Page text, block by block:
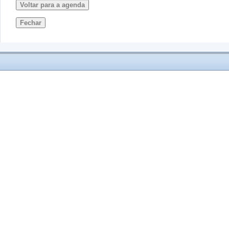
Voltar para a agenda
Fechar